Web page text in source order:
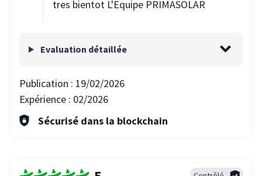
tres bientot L'Equipe PRIMASOLAR
Evaluation détaillée
Publication : 19/02/2026
Expérience : 02/2026
Sécurisé dans la blockchain